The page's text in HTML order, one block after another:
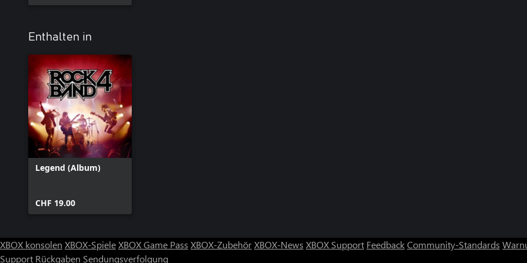
Enthalten in
Legend (Album)
CHF 19.00
XBOX konsolen XBOX-SpieleXBOX Game Pass XBOX-ZubehörXBOX-News XBOX Support FeedbackCommunity-Standards
Support Rückgaben Sendungsverfolgung